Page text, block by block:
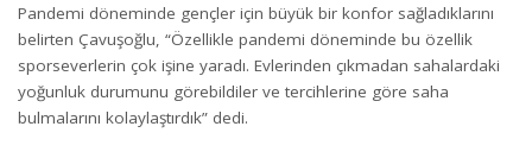
Pandemi döneminde gençler için büyük bir konfor sağladıklarını
belirten Çavuşoğlu, “Özellikle pandemi döneminde bu özellik
sporseverlerin çok işine yaradı. Evlerinden çıkmadan sahalardaki
yoğunluk durumunu görebildiler ve tercihlerine göre saha
bulmalarını kolaylaştırdık” dedi.